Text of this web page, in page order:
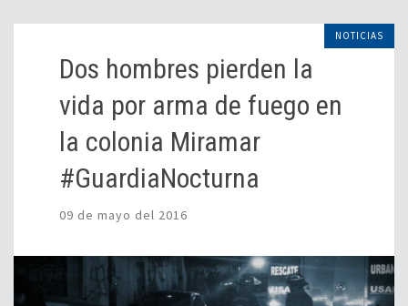
NOTICIAS
Dos hombres pierden la
vida por arma de fuego en
la colonia Miramar
#GuardiaNocturna
09 de mayo del 2016